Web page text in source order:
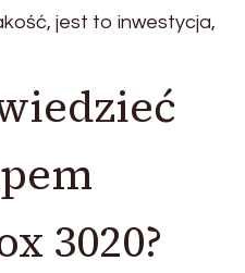
jest to inwestycja,
3020?